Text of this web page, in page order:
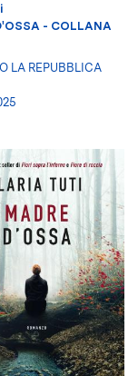
- COLLANA
LA REPUBBLICA